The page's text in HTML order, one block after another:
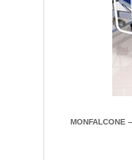
MONFALCONE